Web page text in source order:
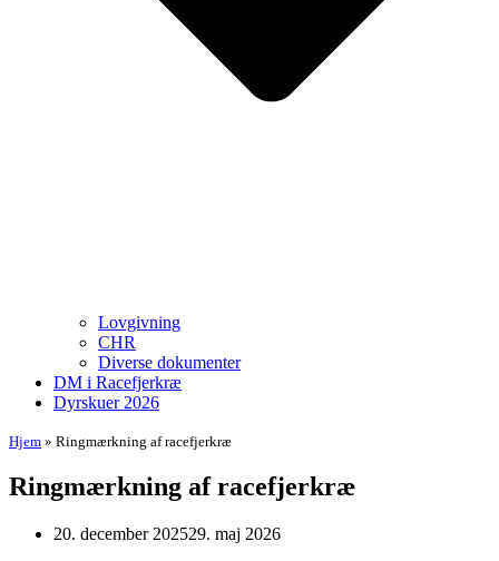
Lovgivning
CHR
Diverse dokumenter
DM i Racefjerkræ
Dyrskuer 2026
Hjem » Ringmærkning af racefjerkræ
Ringmærkning af racefjerkræ
20. december 202529. maj 2026